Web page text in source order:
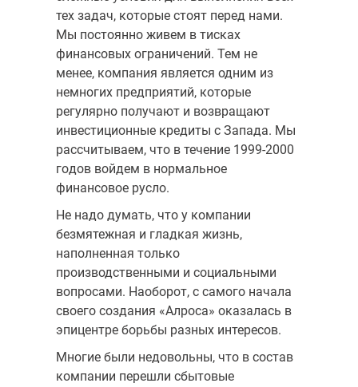
тех задач, которые стоят перед нами.
Мы постоянно живем в тисках
финансовых ограничений. Тем не
менее, компания является одним из
немногих предприятий, которые
регулярно получают и возвращают
инвестиционные кредиты с Запада. Мы
рассчитываем, что в течение 1999-2000
го­дов войдем в нормальное
финансовое русло.
Не надо думать, что у компании
безмятежная и гладкая жизнь,
наполненная только
производственными и социальными
вопросами. Наоборот, с самого начала
своего создания «Алроса» оказалась в
эпицентре борьбы разных интересов.
Многие были недовольны, что в состав
компании перешли сбытовые